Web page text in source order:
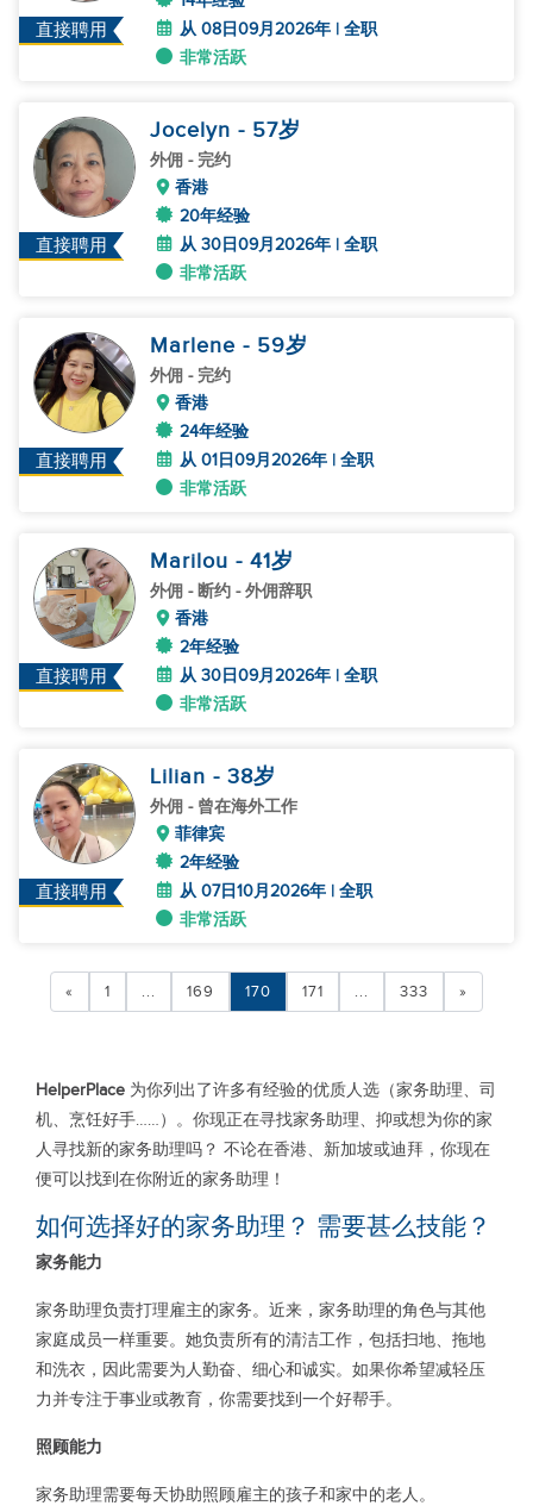
直接聘用
从 08日09月2026年 | 全职
非常活跃
直接聘用
Jocelyn - 57岁
外佣 - 完约
香港
20年经验
从 30日09月2026年 | 全职
非常活跃
直接聘用
Marlene - 59岁
外佣 - 完约
香港
24年经验
从 01日09月2026年 | 全职
非常活跃
直接聘用
Marilou - 41岁
外佣 - 断约 - 外佣辞职
香港
2年经验
从 30日09月2026年 | 全职
非常活跃
直接聘用
Lilian - 38岁
外佣 - 曾在海外工作
菲律宾
2年经验
从 07日10月2026年 | 全职
非常活跃
« 1 ... 169 170 171 ... 333 »
HelperPlace 为你列出了许多有经验的优质人选（家务助理、司
机、烹饪好手……）。你现正在寻找家务助理、抑或想为你的家
人寻找新的家务助理吗？ 不论在香港、新加坡或迪拜，你现在
便可以找到在你附近的家务助理！
如何选择好的家务助理？ 需要甚么技能？
家务能力
家务助理负责打理雇主的家务。近来，家务助理的角色与其他
家庭成员一样重要。她负责所有的清洁工作，包括扫地、拖地
和洗衣，因此需要为人勤奋、细心和诚实。如果你希望减轻压
力并专注于事业或教育，你需要找到一个好帮手。
照顾能力
家务助理需要每天协助照顾雇主的孩子和家中的老人。